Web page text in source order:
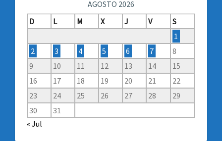
AGOSTO 2026
D
L M X J V
S
1
2
3 4 5 6 7
8
9
10 11 12 13 14
15
16
17 18 19 20 21
22
23
24 25 26 27 28
29
30
31
« Jul